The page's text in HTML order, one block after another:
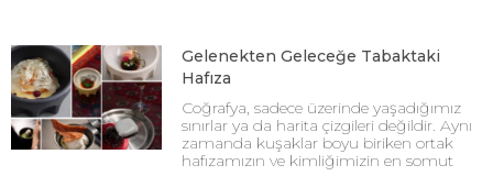
Gelenekten Geleceğe Tabaktaki
Hafıza
Coğrafya, sadece üzerinde yaşadığımız
sınırlar ya da harita çizgileri değildir. Aynı
zamanda kuşaklar boyu biriken ortak
hafızamızın ve kimliğimizin en somut